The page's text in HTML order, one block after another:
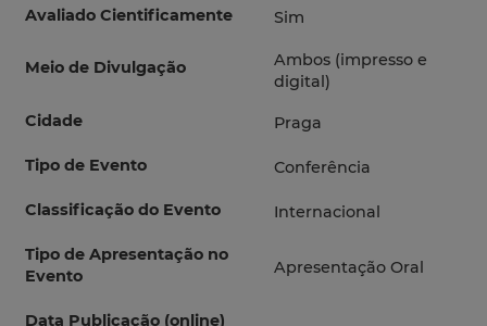
Avaliado Cientificamente Sim
Meio de Divulgação
Ambos (impresso e
digital)
Cidade
Praga
Tipo de Evento Conferência
Classificação do Evento Internacional
Tipo de Apresentação no
Evento
Apresentação Oral
Data Publicação (online)